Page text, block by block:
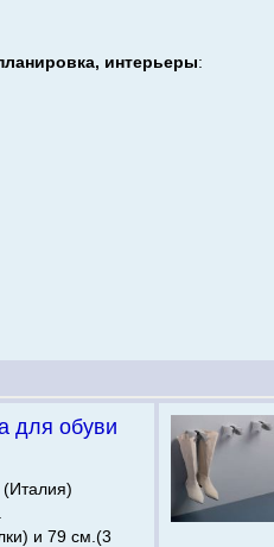
интерьеры:
для обуви
(Италия)
и 79 см.(3